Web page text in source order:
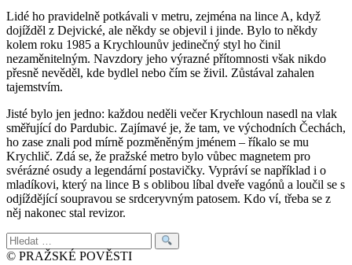
Lidé ho pravidelně potkávali v metru, zejména na lince A, když
dojížděl z Dejvické, ale někdy se objevil i jinde. Bylo to někdy
kolem roku 1985 a Krychlounův jedinečný styl ho činil
nezaměnitelným. Navzdory jeho výrazné přítomnosti však nikdo
přesně nevěděl, kde bydlel nebo čím se živil. Zůstával zahalen
tajemstvím.
Jisté bylo jen jedno: každou neděli večer Krychloun nasedl na vlak
směřující do Pardubic. Zajímavé je, že tam, ve východních Čechách,
ho zase znali pod mírně pozměněným jménem – říkalo se mu
Krychlič. Zdá se, že pražské metro bylo vůbec magnetem pro
svérázné osudy a legendární postavičky. Vypráví se například i o
mladíkovi, který na lince B s oblibou líbal dveře vagónů a loučil se s
odjíždějící soupravou se srdceryvným patosem. Kdo ví, třeba se z
něj nakonec stal revizor.
Hledat:
© PRAŽSKÉ POVĚSTI